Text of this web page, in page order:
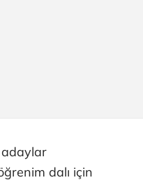
adaylar
dalı için